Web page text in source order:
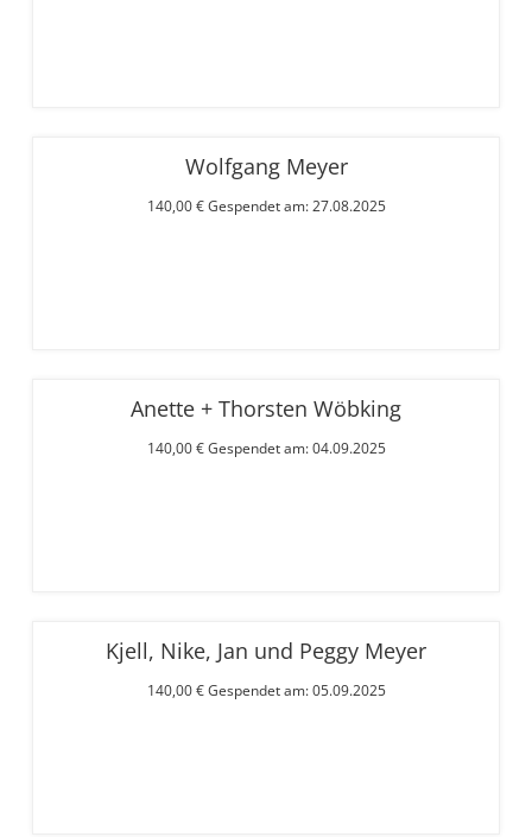
Wolfgang Meyer
140,00 € Gespendet am: 27.08.2025
Anette + Thorsten Wöbking
140,00 € Gespendet am: 04.09.2025
Kjell, Nike, Jan und Peggy Meyer
140,00 € Gespendet am: 05.09.2025